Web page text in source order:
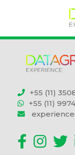
+55 (11)
+55 (11)